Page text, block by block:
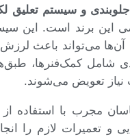
جلوبندی و سیستم
این برند است. این
آن‌ها می‌تواند باعث
شامل کمک‌فنرها،
تعویض می‌شوند.
مجرب با استفاده
و تعمیرات لازم را